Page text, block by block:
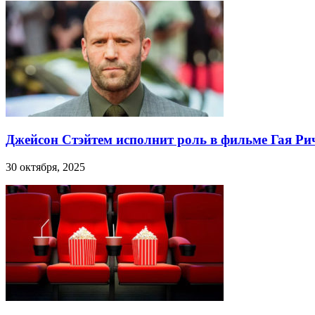
Джейсон Стэйтем исполнит роль в фильме Гая
30 октября, 2025